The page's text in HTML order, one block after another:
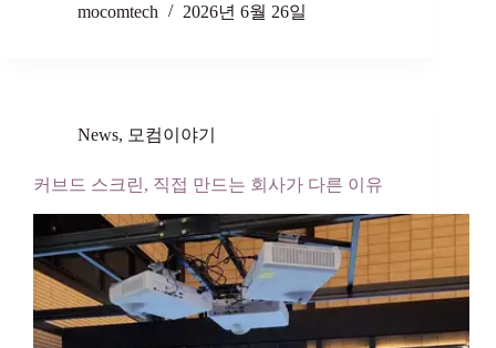
mocomtech
2026년 6월 26일
News, 모컴이야기
커브드 스크린, 직접 만드는 회사가 다른 이유